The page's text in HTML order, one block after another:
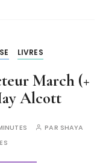
LIVRES
March (+
Alcott
PAR SHAYA